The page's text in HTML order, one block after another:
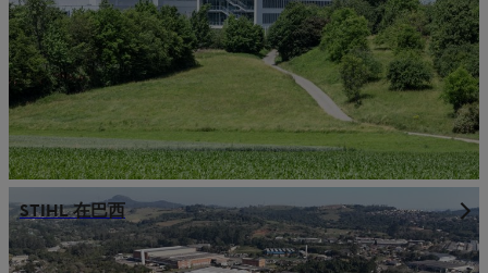
STIHL 在巴西